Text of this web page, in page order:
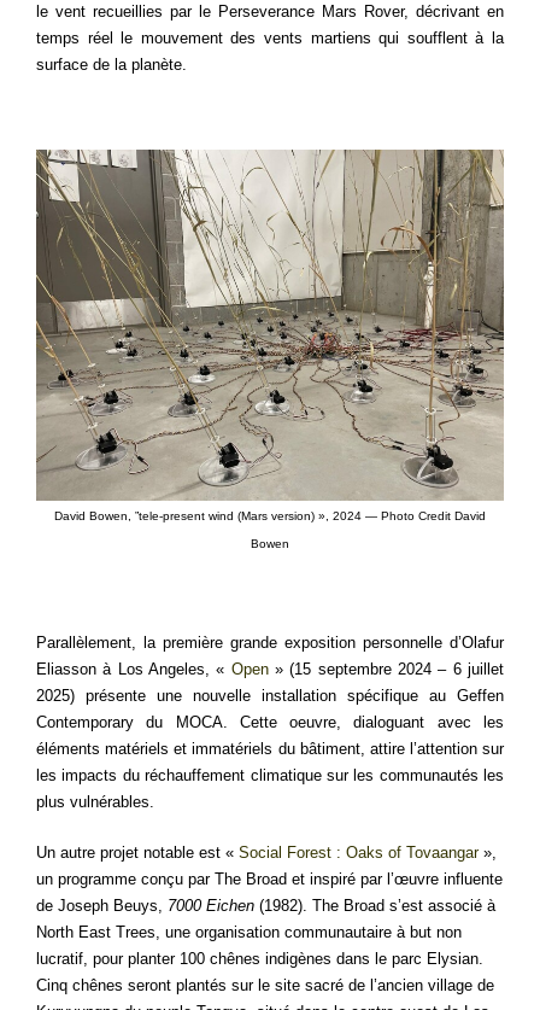
le vent recueillies par le Perseverance Mars Rover, décrivant en
temps réel le mouvement des vents martiens qui soufflent à la
surface de la planète.
David Bowen, ”tele-present wind (Mars version) », 2024 — Photo Credit David
Bowen
Parallèlement, la première grande exposition personnelle d’Olafur
Eliasson à Los Angeles, « Open» (15 septembre 2024 – 6 juillet
2025) présente une nouvelle installation spécifique au Geffen
Contemporary du MOCA. Cette oeuvre, dialoguant avec les
éléments matériels et immatériels du bâtiment, attire l’attention sur
les impacts du réchauffement climatique sur les communautés les
plus vulnérables.
Un autre projet notable est « Social Forest : Oaks of Tovaangar»,
un programme conçu par The Broad et inspiré par l’œuvre influente
de Joseph Beuys, 7000 Eichen (1982). The Broad s’est associé à
North East Trees, une organisation communautaire à but non
lucratif, pour planter 100 chênes indigènes dans le parc Elysian.
Cinq chênes seront plantés sur le site sacré de l’ancien village de